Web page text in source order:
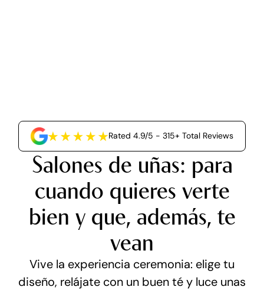
Rated 4.9/5 - 315+ Total Reviews
Salones de uñas: para
cuando quieres verte
bien y que, además, te
vean
Vive la experiencia ceremonia: elige tu
diseño, relájate con un buen té y luce unas